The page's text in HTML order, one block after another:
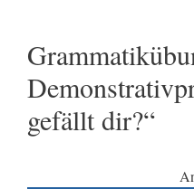
gefällt dir?“